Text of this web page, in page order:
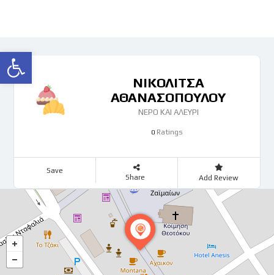
Ανοίξτε τη γραμμή εργαλείων
ΝΙΚΟΛΙΤΣΑ
ΑΘΑΝΑΣΟΠΟΥΛΟΥ
ΝΕΡΟ ΚΑΙ ΑΛΕΥΡΙ
0Ratings
Save
Share Add Review